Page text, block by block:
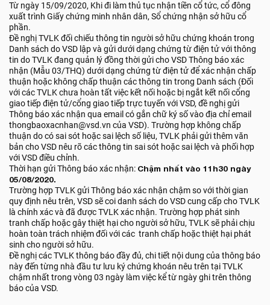
Từ ngày 15/09/2020, Khi đi làm thủ tục nhận tiền cổ tức, cổ đông
xuất trình Giấy chứng minh nhân dân, Sổ chứng nhận sở hữu cổ
phần.
Đề nghị TVLK đối chiếu thông tin người sở hữu chứng khoán trong
Danh sách do VSD lập và gửi dưới dạng chứng từ điện tử với thông
tin do TVLK đang quản lý đồng thời gửi cho VSD Thông báo xác
nhận (Mẫu 03/THQ) dưới dạng chứng từ điện tử để xác nhận chấp
thuận hoặc không chấp thuận các thông tin trong Danh sách (Đối
với các TVLK chưa hoàn tất việc kết nối hoặc bị ngắt kết nối cổng
giao tiếp điện tử/cổng giao tiếp trực tuyến với VSD, đề nghị gửi
Thông báo xác nhận qua email có gắn chữ ký số vào địa chỉ email
thongbaoxacnhan@vsd.vn của VSD). Trường hợp không chấp
thuận do có sai sót hoặc sai lệch số liệu, TVLK phải gửi thêm văn
bản cho VSD nêu rõ các thông tin sai sót hoặc sai lệch và phối hợp
với VSD điều chỉnh.
Thời hạn gửi Thông báo xác nhận: Chậm nhất vào 11h30 ngày
05/08/2020.
Trường hợp TVLK gửi Thông báo xác nhận chậm so với thời gian
quy định nêu trên, VSD sẽ coi danh sách do VSD cung cấp cho TVLK
là chính xác và đã được TVLK xác nhận. Trường hợp phát sinh
tranh chấp hoặc gây thiệt hại cho người sở hữu, TVLK sẽ phải chịu
hoàn toàn trách nhiệm đối với các tranh chấp hoặc thiệt hại phát
sinh cho người sở hữu.
Đề nghị các TVLK thông báo đầy đủ, chi tiết nội dung của thông báo
này đến từng nhà đầu tư lưu ký chứng khoán nêu trên tại TVLK
chậm nhất trong vòng 03 ngày làm việc kể từ ngày ghi trên thông
báo của VSD.